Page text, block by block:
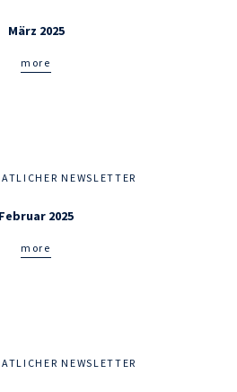
März 2025
more
NEWSLETTER
Februar 2025
more
NEWSLETTER